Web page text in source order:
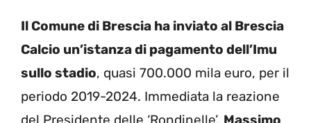
Il Comune di Brescia ha inviato al Brescia
Calcio un’istanza di pagamento dell’Imu
sullo stadio, quasi 700.000 mila euro, per il
periodo 2019-2024. Immediata la reazione
del Presidente delle ‘Rondinelle’, Massimo